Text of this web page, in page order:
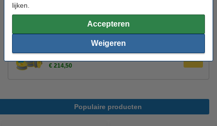
lijken.
Accepteren
Weigeren
123-3D Filament PLA Grijs 1,75 mm 5-pack 1
€ 214,50
Populaire producten